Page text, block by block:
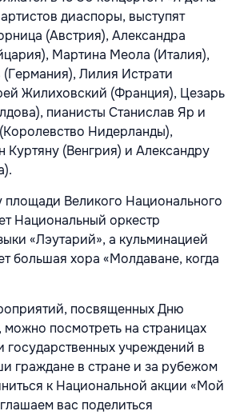
диаспоры, выступят
(Австрия), Александра
Мартина Меола (Италия),
Лилия Истрати
Жилиховский (Франция), Цезарь
пианисты Станислав Яр и
Нидерланды),
Куртяну (Венгрия) и Александру
площади Великого Национального
Национальный оркестр
«Лэутарий», а кульминацией
большая хора «Молдаване, когда
посвященных Дню
можно посмотреть на страницах
государственных учреждений в
граждане в стране и за рубежом
к Национальной акции «Мой
вас поделиться